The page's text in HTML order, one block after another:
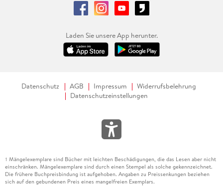
Laden Sie unsere App herunter.
Datenschutz AGB Impressum
Widerrufsbelehrung
Datenschutzeinstellungen
1 Mängelexemplare sind Bücher mit leichten Beschädigungen, die das Lesen aber nicht
einschränken. Mängelexemplare sind durch einen Stempel als solche gekennzeichnet.
Die frühere Buchpreisbindung ist aufgehoben. Angaben zu Preissenkungen beziehen
sich auf den gebundenen Preis eines mangelfreien Exemplars.